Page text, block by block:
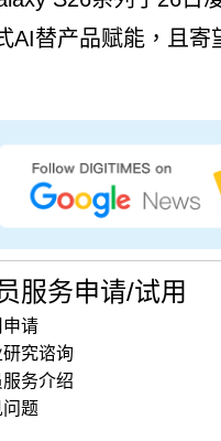
AI替产品赋能，且寄
服务申请/试用
请
研究谘询
服务介绍
题